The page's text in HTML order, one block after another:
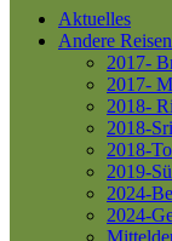
Aktuelles
Andere Reisen
2017-
2017-
2018-
2018-
2018-
2019-
2024-
2024-